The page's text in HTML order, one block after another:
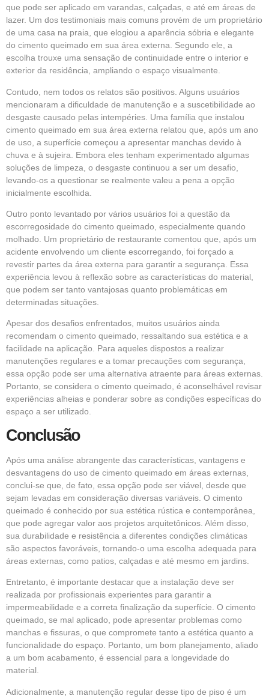
que pode ser aplicado em varandas, calçadas, e até em áreas de
lazer. Um dos testimoniais mais comuns provém de um proprietário
de uma casa na praia, que elogiou a aparência sóbria e elegante
do cimento queimado em sua área externa. Segundo ele, a
escolha trouxe uma sensação de continuidade entre o interior e
exterior da residência, ampliando o espaço visualmente.
Contudo, nem todos os relatos são positivos. Alguns usuários
mencionaram a dificuldade de manutenção e a suscetibilidade ao
desgaste causado pelas intempéries. Uma família que instalou
cimento queimado em sua área externa relatou que, após um ano
de uso, a superfície começou a apresentar manchas devido à
chuva e à sujeira. Embora eles tenham experimentado algumas
soluções de limpeza, o desgaste continuou a ser um desafio,
levando-os a questionar se realmente valeu a pena a opção
inicialmente escolhida.
Outro ponto levantado por vários usuários foi a questão da
escorregosidade do cimento queimado, especialmente quando
molhado. Um proprietário de restaurante comentou que, após um
acidente envolvendo um cliente escorregando, foi forçado a
revestir partes da área externa para garantir a segurança. Essa
experiência levou à reflexão sobre as características do material,
que podem ser tanto vantajosas quanto problemáticas em
determinadas situações.
Apesar dos desafios enfrentados, muitos usuários ainda
recomendam o cimento queimado, ressaltando sua estética e a
facilidade na aplicação. Para aqueles dispostos a realizar
manutenções regulares e a tomar precauções com segurança,
essa opção pode ser uma alternativa atraente para áreas externas.
Portanto, se considera o cimento queimado, é aconselhável revisar
experiências alheias e ponderar sobre as condições específicas do
espaço a ser utilizado.
Conclusão
Após uma análise abrangente das características, vantagens e
desvantagens do uso de cimento queimado em áreas externas,
conclui-se que, de fato, essa opção pode ser viável, desde que
sejam levadas em consideração diversas variáveis. O cimento
queimado é conhecido por sua estética rústica e contemporânea,
que pode agregar valor aos projetos arquitetônicos. Além disso,
sua durabilidade e resistência a diferentes condições climáticas
são aspectos favoráveis, tornando-o uma escolha adequada para
áreas externas, como patios, calçadas e até mesmo em jardins.
Entretanto, é importante destacar que a instalação deve ser
realizada por profissionais experientes para garantir a
impermeabilidade e a correta finalização da superfície. O cimento
queimado, se mal aplicado, pode apresentar problemas como
manchas e fissuras, o que compromete tanto a estética quanto a
funcionalidade do espaço. Portanto, um bom planejamento, aliado
a um bom acabamento, é essencial para a longevidade do
material.
Adicionalmente, a manutenção regular desse tipo de piso é um